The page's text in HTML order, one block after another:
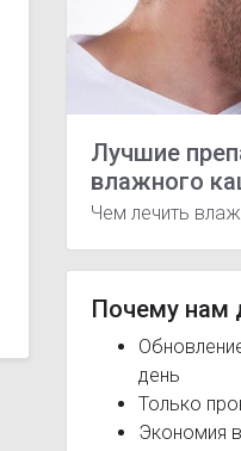
Лучшие
влажного
Чем лечить
Почему нам
день
Только
Экономия